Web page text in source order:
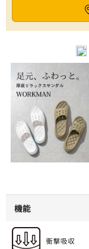
機能